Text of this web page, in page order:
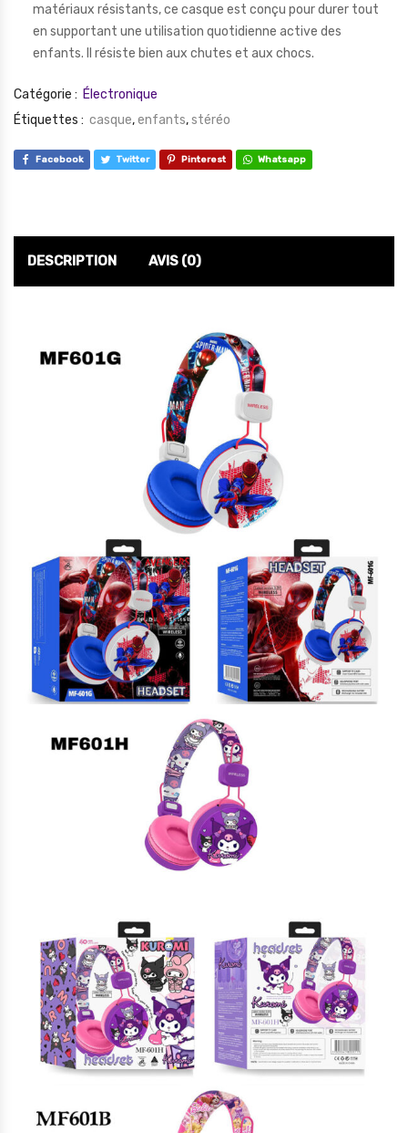
matériaux résistants, ce casque est conçu pour durer tout
en supportant une utilisation quotidienne active des
enfants. Il résiste bien aux chutes et aux chocs.
Catégorie : Électronique
Étiquettes : casque,enfants,stéréo
Facebook Twitter Pinterest Whatsapp
DESCRIPTION AVIS (0)